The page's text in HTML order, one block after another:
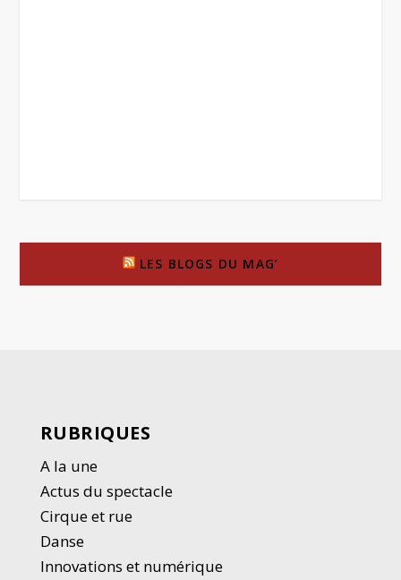
LES BLOGS DU MAG’
RUBRIQUES
A la une
Actus du spectacle
Cirque et rue
Danse
Innovations et numérique